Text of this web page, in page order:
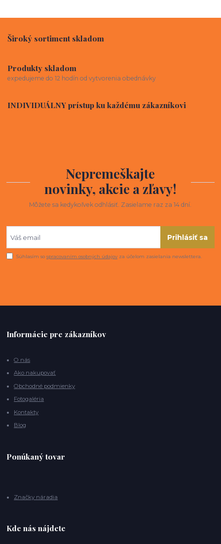
Široký sortiment skladom
Produkty skladom
expedujeme do 12 hodín od vytvorenia obednávky
INDIVIDUÁLNY prístup ku každému zákazníkovi
Nepremeškajte
novinky, akcie a zľavy!
Môžete sa kedykoľvek odhlásiť. Zasielame raz za 14 dní.
Prihlásiť sa
Súhlasím sospracovaním osobných údajov za účelom zasielania newslettera.
Informácie pre zákazníkov
O nás
Ako nakupovať
Obchodné podmienky
Fotogaléria
Kontakty
Blog
Ponúkaný tovar
Značky náradia
Kde nás nájdete